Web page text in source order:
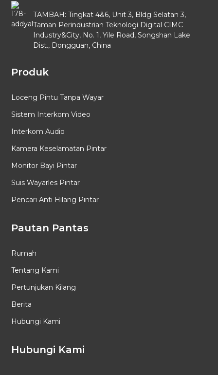
TAMBAH: Tingkat 4&6, Unit 3, Bldg Selatan 3,
Taman Perindustrian Teknologi Digital CIMC
Industry&City, No. 1, Yile Road, Songshan Lake
Dist., Dongguan, China
Produk
Loceng Pintu Tanpa Wayar
Sistem Interkom Video
Interkom Audio
Kamera Keselamatan Pintar
Monitor Bayi Pintar
Suis Wayarles Pintar
Pencari Anti Hilang Pintar
Pautan Pantas
Rumah
Tentang Kami
Pertunjukan Kilang
Berita
Hubungi Kami
Hubungi Kami